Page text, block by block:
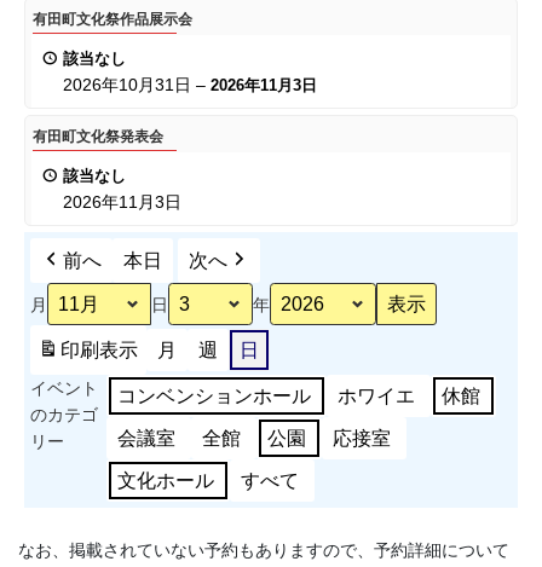
有
田
祭
有田町文化祭作品展示会
該当なし
2026年10月31日 – 2026年11月3日
有
田
表
有田町文化祭発表会
該当なし
2026年11月3日
前へ 本日 次へ
月 日 年
印刷表示 月 週 日
イベント
のカテゴ
リー
コンベンションホール ホワイエ 休館
会議室 全館 公園 応接室
文化ホール すべて
なお、掲載されていない予約もありますので、予約詳細について